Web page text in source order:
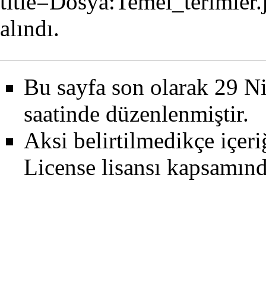
alındı.
Bu sayfa son olarak 29
saatinde düzenlenmiştir.
Aksi belirtilmedikçe
License lisansı